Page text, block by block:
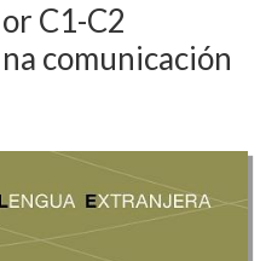
C1-C2
comunicación